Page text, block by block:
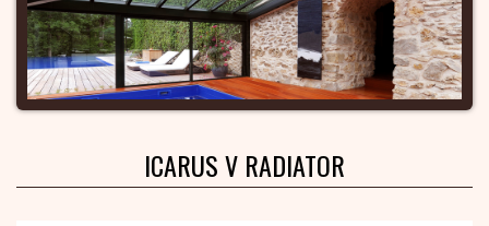
ICARUS V RADIATOR